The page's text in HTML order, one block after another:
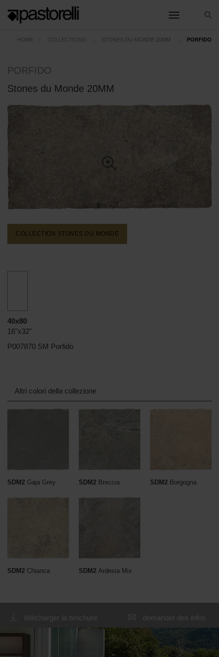
toggle
HOME COLLECTIONS STONES DU MONDE 20MM PORFIDO
PORFIDO
Stones du Monde 20MM
COLLECTION STONES DU MONDE
40x80
16"x32"
P007870 SM Porfido
Altri colori della collezione
SDM2 Gaja Grey SDM2 Breccia SDM2 Borgogna
SDM2 Chianca SDM2 Ardesia Mix
télécharger la brochure demander des infos